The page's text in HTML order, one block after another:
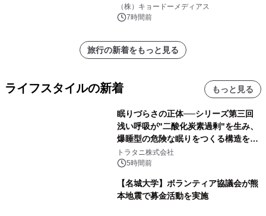
界。ジョン・ウィリアムズ：シネマ・
スペクタキュラー・コンサート 開催決
（株）キョードーメディアス
7時間前
旅行の新着をもっと見る
ライフスタイルの新着 もっと見る
眠りづらさの正体──シリーズ第三回
浅い呼吸が"二酸化炭素過剰"を生み、
爆睡型の危険な眠りをつくる構造を解
説
トラタニ株式会社
5時間前
【名城大学】ボランティア協議会が熊
本地震で募金活動を実施